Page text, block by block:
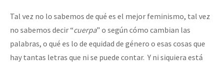
Tal vez no lo sabemos de qué es el mejor feminismo, tal vez
no sabemos decir “cuerpa” o según cómo cambian las
palabras, o qué es lo de equidad de género o esas cosas que
hay tantas letras que ni se puede contar. Y ni siquiera está